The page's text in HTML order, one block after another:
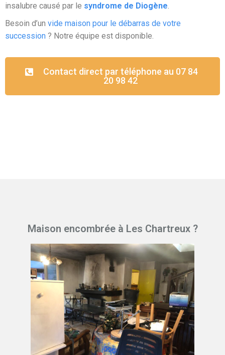
insalubre causé par le syndrome de Diogène
Besoin d’un vide maison pour le débarras de votre
succession ? Notre équipe est disponible.
Contact direct par téléphone au 07 84
20 98 42
Maison encombrée à Les Chartreux ?